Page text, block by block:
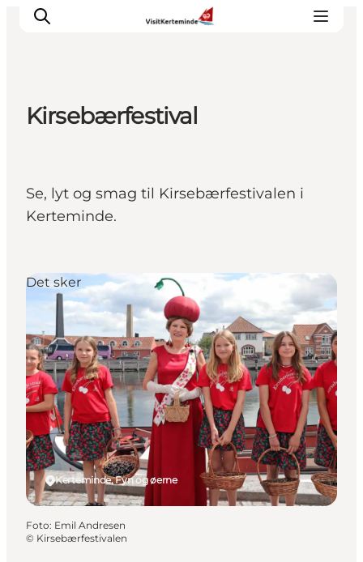
Spis godt
Sov godt
Sommerbus
Kirsebærfestival
Se, lyt og smag til Kirsebærfestivalen i
Kerteminde.
Kerteminde, Fyn og øerne
Det sker
Foto: Emil Andresen
© Kirsebærfestivalen